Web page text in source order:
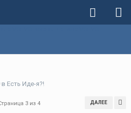
в Есть Иде-я?!
ДАЛЕЕ
3 из 4